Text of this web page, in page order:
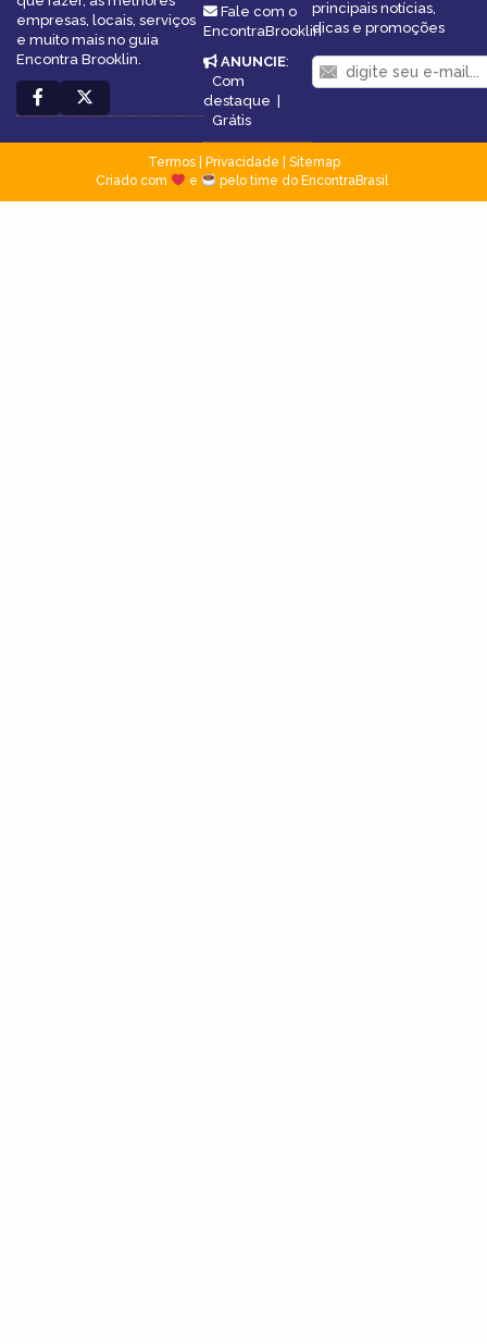
empresas, locais, serviços
e muito mais no guia
Encontra Brooklin.
Fale com o
EncontraBrooklin
ANUNCIE:
Com
destaque |
Grátis
principais notícias,
dicas e promoções
Termos| Privacidade
Sitemap
Criado com
e pelo time do EncontraBrasil